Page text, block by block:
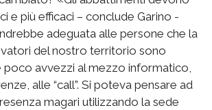
e più efficaci – conclude Garino -
adeguata alle persone che la
del nostro territorio sono
poco avvezzi al mezzo informatico,
alle “call”. Si poteva pensare ad
magari utilizzando la sede